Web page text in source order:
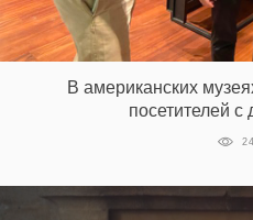
В американских
посетителей с